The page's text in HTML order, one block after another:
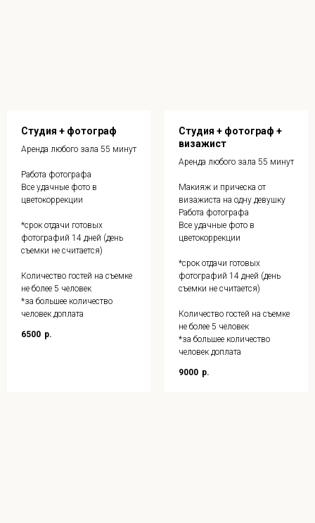
Студия + фотограф
Аренда любого зала 55 минут
Работа фотографа
Все удачные фото в
цветокоррекции
*срок отдачи готовых
фотографий 14 дней (день
съемки не считается)
Количество гостей на съемке
не более 5 человек
*за большее количество
человек доплата
6500 р.
Студия + фотограф +
визажист
Аренда любого зала 55 минут
Макияж и прическа от
визажиста на одну девушку
Работа фотографа
Все удачные фото в
цветокоррекции
*срок отдачи готовых
фотографий 14 дней (день
съемки не считается)
Количество гостей на съемке
не более 5 человек
*за большее количество
человек доплата
9000 р.